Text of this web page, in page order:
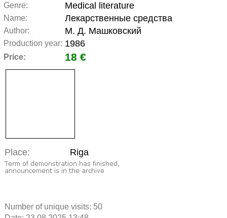
Genre: Medical literature
Name: Лекарственные средства
Author: М. Д. Машковский
Production year: 1986
Price: 18 €
Place: Riga
Number of unique visits: 50